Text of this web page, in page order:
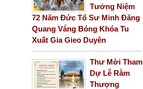
Tưởng Niệm
72 Năm Đức Tổ Sư Minh Đăng
Quang Vắng Bóng Khóa Tu
Xuất Gia Gieo Duyên
Thư Mời Tham
Dự Lễ Rằm
Thượng